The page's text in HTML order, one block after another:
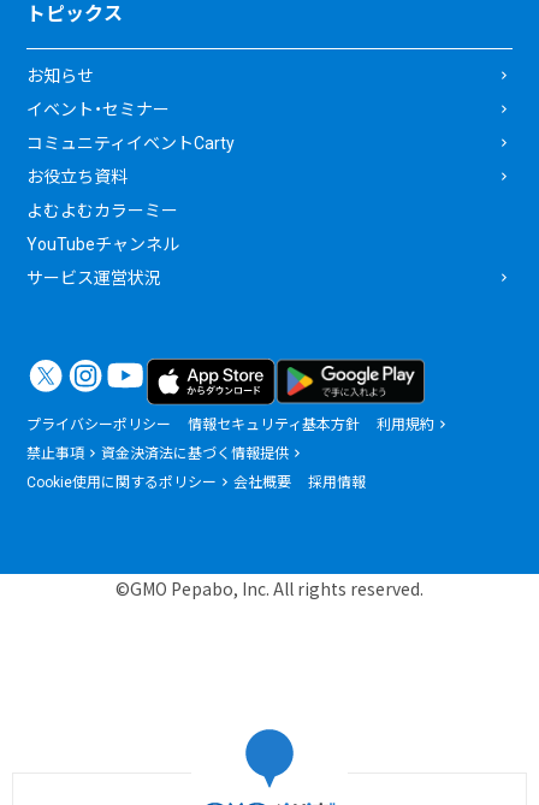
トピックス
お知らせ
イベント・セミナー
コミュニティイベントCarty
お役立ち資料
よむよむカラーミー
YouTubeチャンネル
サービス運営状況
プライバシーポリシー 情報セキュリティ基本方針
利用規約
禁止事項
資金決済法に基づく情報提供
Cookie使用に関するポリシー
会社概要 採用情報
©GMO Pepabo, Inc. All rights reserved.